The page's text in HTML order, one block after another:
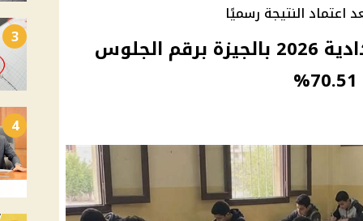
اعتماد النتيجة رسميًا
رابط نتيجة الشهادة الإعدادية 2026 بالجيزة برقم الجلوس
3
4